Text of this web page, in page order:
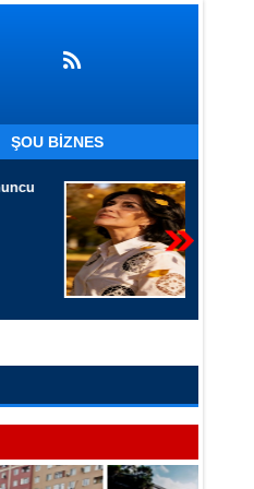
ŞOU BIZNES
Xanim Ismayilqizi
Bilsəydik böyümək
böyütmək imiş